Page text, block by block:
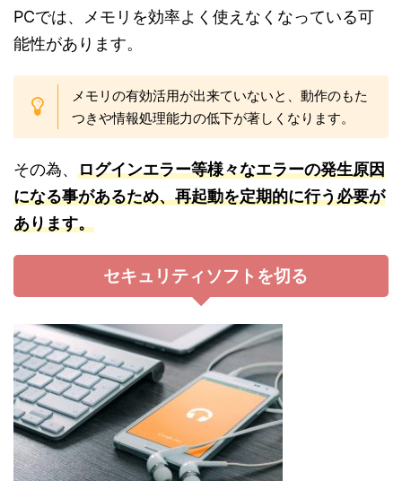
PCでは、メモリを効率よく使えなくなっている可
能性があります。
メモリの有効活用が出来ていないと、動作のもた
つきや情報処理能力の低下が著しくなります。
その為、 ログインエラー等様々なエラーの発生原因
になる事があるため、再起動を定期的に行う必要が
あります。
セキュリティソフトを切る